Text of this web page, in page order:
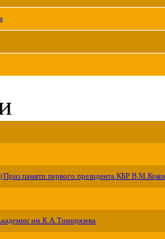
памяти первого президента КБР
им.К.А.Тимирязева